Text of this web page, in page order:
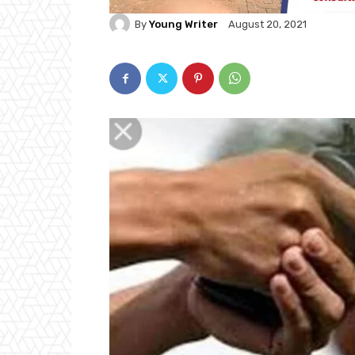
By Young Writer August 20, 2021